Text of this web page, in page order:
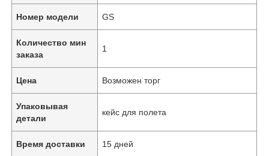
Номер модели GS
Количество мин
заказа
1
Цена Возможен торг
Упаковывая
детали
кейс для полета
Время доставки 15 дней